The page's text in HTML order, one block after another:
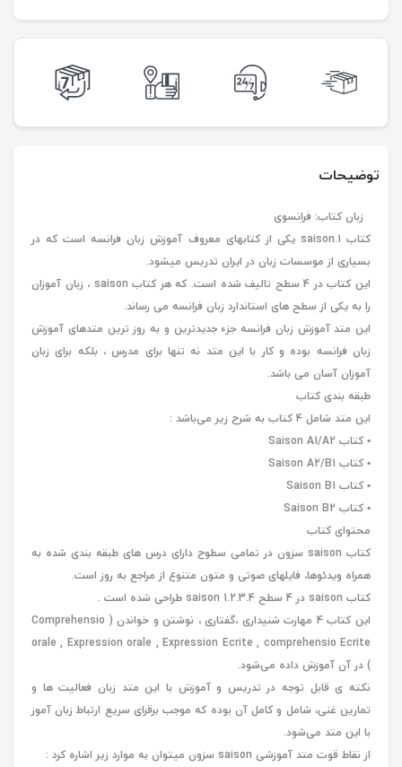
توضیحات
زبان کتاب: فرانسوی
کتاب saison.1 یکی از کتابهای معروف آموزش زبان فرانسه است که در
بسیاری از موسسات زبان در ایران تدریس میشود.
این کتاب در 4 سطح تالیف شده است. که هر کتاب saison ، زبان آموزان
را به یکی از سطح های استاندارد زبان فرانسه می رساند.
این متد آموزش زبان فرانسه جزء جدیدترین و به روز ترین متدهای آموزش
زبان فرانسه بوده و کار با این متد نه تنها برای مدرس ، بلکه برای زبان
آموزان آسان می باشد.
طبقه بندی کتاب
این متد شامل 4 کتاب به شرح زیر می‌باشد :
• کتاب Saison A1/A2
• کتاب Saison A2/B1
• کتاب Saison B1
• کتاب Saison B2
محتوای کتاب
کتاب saison سزون در تمامی سطوح دارای درس های طبقه بندی شده به
همراه ویدئوها، فایلهای صوتی و متون متنوع از مراجع به روز است.
کتاب saison در 4 سطح saison 1.2.3.4 طراحی شده است .
این کتاب 4 مهارت شنیداری ،گفتاری ، نوشتن و خواندن ( Comprehensio
orale , Expression orale , Expression Ecrite , comprehensio Ecrite
) در آن آموزش داده می‌شود.
نکته ی قابل توجه در تدریس و آموزش با این متد زبان فعالیت ها و
تمارین غنی، شامل و کامل آن بوده که موجب برقرای سریع ارتباط زبان آموز
با این متد می‌شود.
از نقاط قوت متد آموزشی saison سزون میتوان به موارد زیر اشاره کرد :